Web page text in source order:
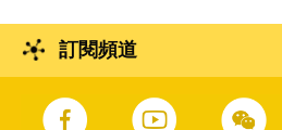
訂閱頻道